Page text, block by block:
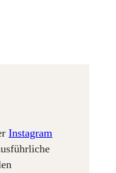
Instagram